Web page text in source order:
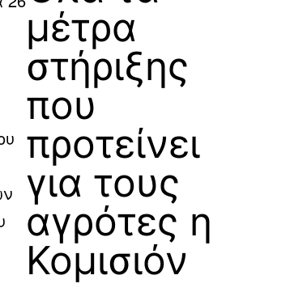
μέτρα
στήριξης
που
προτείνει
για τους
αγρότες η
Κομισιόν